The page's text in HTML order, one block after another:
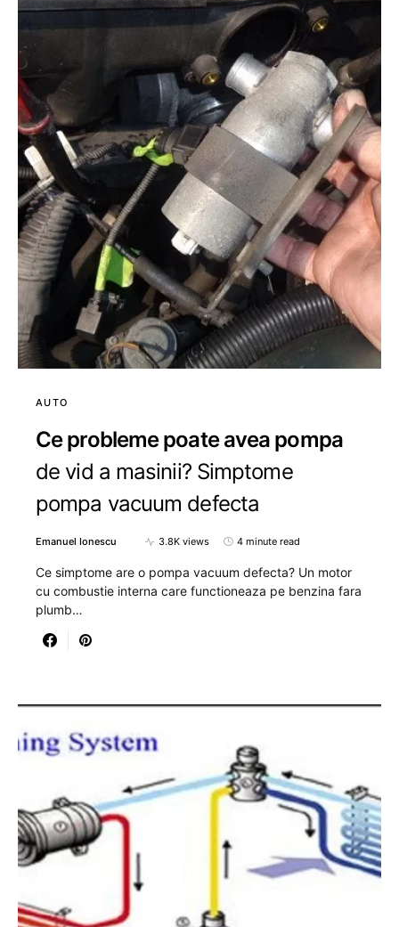
AUTO
Ce probleme poate avea pompa
de vid a masinii? Simptome
pompa vacuum defecta
Emanuel Ionescu 3.8K views 4 minute read
Ce simptome are o pompa vacuum defecta? Un motor
cu combustie interna care functioneaza pe benzina fara
plumb…